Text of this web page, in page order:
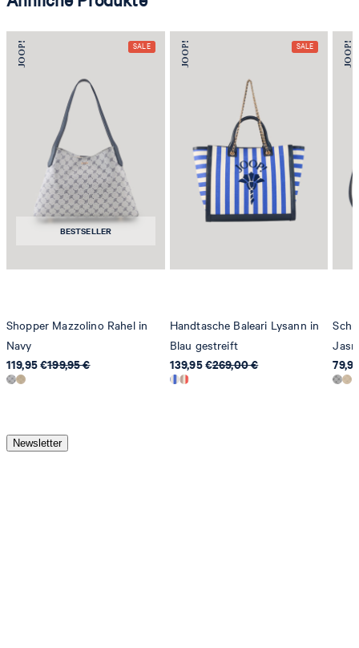
BESTSELLER
Shopper Mazzolino Rahel in
Navy
119,95 €199,95 €
Handtasche Baleari Lysann in
Blau gestreift
139,95 €269,00 €
Newsletter